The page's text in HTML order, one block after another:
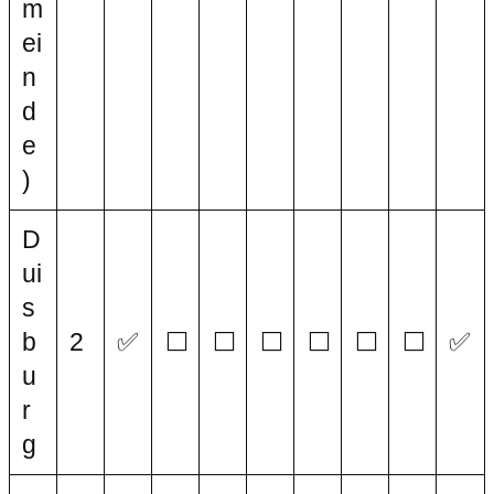
m
ei
n
d
e
)
D
ui
s
b
u
r
g
2 ✅ ⬜ ⬜ ⬜ ⬜ ⬜ ⬜ ✅